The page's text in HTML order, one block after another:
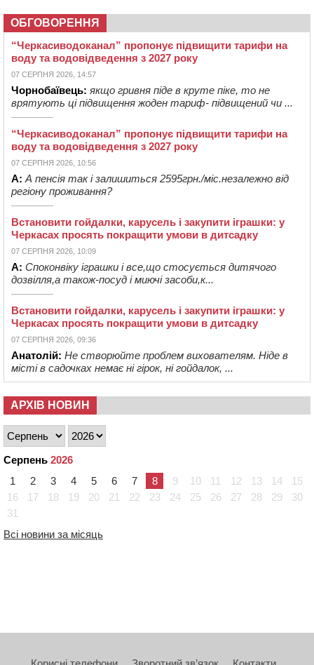
ОБГОВОРЕННЯ
“Черкасиводоканал” пропонує підвищити тарифи на
воду та водовідведення з 2027 року
07 СЕРПНЯ 2026, 14:57
Чорнобаївець: якщо гривня піде в круте піке, то не
врятують ці підвищення жоден тариф- підвищений чи ...
“Черкасиводоканал” пропонує підвищити тарифи на
воду та водовідведення з 2027 року
07 СЕРПНЯ 2026, 10:56
А: А пенсія так і залишиться 2595грн./міс.незалежно від
регіону проживання?
Встановити гойдалки, карусель і закупити іграшки: у
Черкасах просять покращити умови в дитсадку
07 СЕРПНЯ 2026, 10:09
А: Споконвіку іграшки і все,що стосується дитячого
дозвілля,а також-посуд і миючі засоби,к...
Встановити гойдалки, карусель і закупити іграшки: у
Черкасах просять покращити умови в дитсадку
07 СЕРПНЯ 2026, 09:36
Анатолій: Не створюйте проблем вихователям. Ніде в
місті в садочках немає ні гірок, ні гойдалок, ...
АРХІВ НОВИН
Серпень 2026
1
2 3 4 5 6 7 8 9 10 11 12 13 14
15
16
17 18 19 20 21 22 23 24 25 26 27 28 29
30
31
Всі новини за місяць